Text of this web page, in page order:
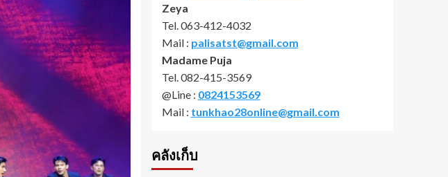
Zeya
Tel. 063-412-4032
Mail : palisatst@gmail.com
Madame Puja
Tel. 082-415-3569
@Line : 0824153569
Mail : tunkhao28online@gmail.com
คลังเก็บ